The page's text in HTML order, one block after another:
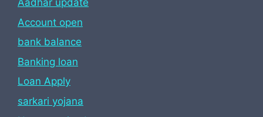
Aadhar update
Account open
bank balance
Banking loan
Loan Apply
sarkari yojana